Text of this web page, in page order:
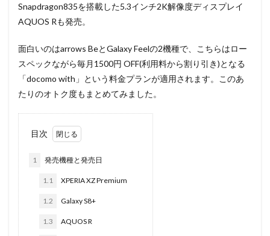
Snapdragon835を搭載した5.3インチ2K解像度ディスプレイ
AQUOS Rも発売。
面白いのはarrows BeとGalaxy Feelの2機種で、こちらはロー
スペックながら毎月1500円 OFF(利用料から割り引き)となる
「docomo with」という料金プランが適用されます。このあ
たりのオトク度もまとめてみました。
目次
1 発売機種と発売日
1.1 XPERIA XZ Premium
1.2 Galaxy S8+
1.3 AQUOS R